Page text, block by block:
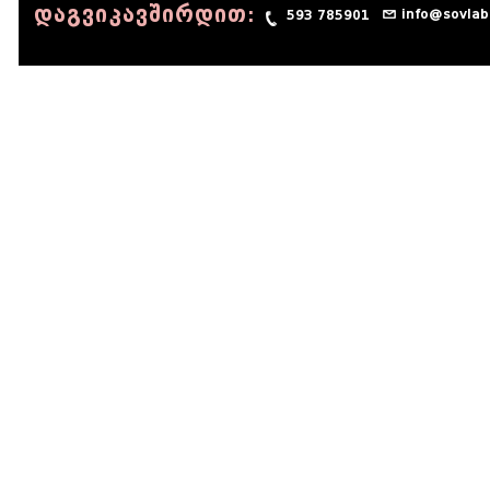
დაგვიკავშირდით: 593 785901